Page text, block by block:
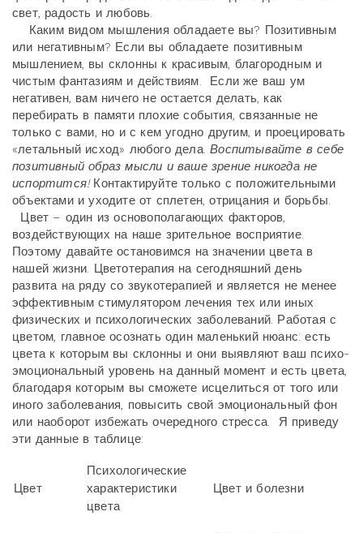
свет, радость и любовь.
Каким видом мышления обладаете вы? Позитивным
или негативным? Если вы обладаете позитивным
мышлением, вы склонны к красивым, благородным и
чистым фантазиям и действиям. Если же ваш ум
негативен, вам ничего не остается делать, как
перебирать в памяти плохие события, связанные не
только с вами, но и с кем угодно другим, и проецировать
«летальный исход» любого дела.Воспитывайте в себе
позитивный образ мысли и ваше зрение никогда не
испортится!Контактируйте только с положительными
объектами и уходите от сплетен, отрицания и борьбы.
Цвет – один из основополагающих факторов,
воздействующих на наше зрительное восприятие.
Поэтому давайте остановимся на значении цвета в
нашей жизни. Цветотерапия на сегодняшний день
развита на ряду со звукотерапией и является не менее
эффективным стимулятором лечения тех или иных
физических и психологических заболеваний. Работая с
цветом, главное осознать один маленький нюанс: есть
цвета к которым вы склонны и они выявляют ваш психо-
эмоциональный уровень на данный момент и есть цвета,
благодаря которым вы сможете исцелиться от того или
иного заболевания, повысить свой эмоциональный фон
или наоборот избежать очередного стресса. Я приведу
эти данные в таблице:
Цвет
Психологические
характеристики
цвета
Цвет и болезни